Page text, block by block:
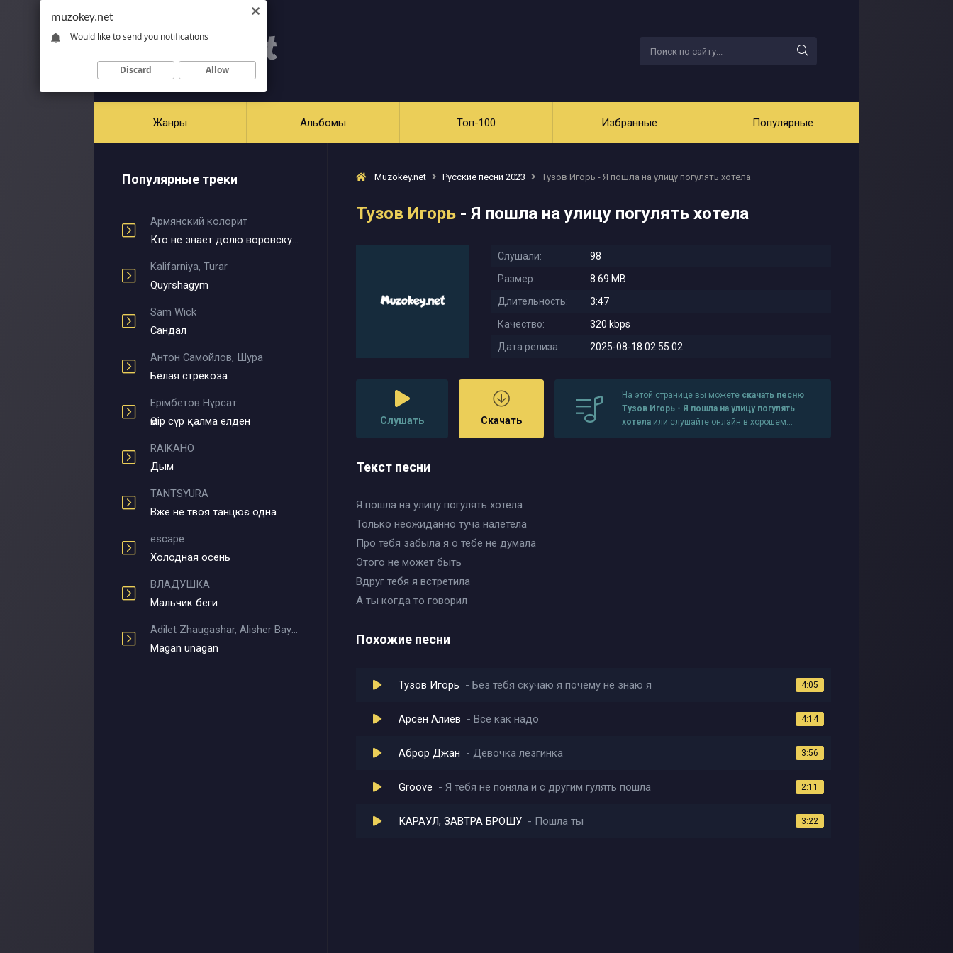
Жанры Альбомы Топ-100 Избранные Популярные
Популярные треки
Армянский колорит
Кто не знает долю воровскую
Kalifarniya, Turar
Quyrshagym
Sam Wick
Сандал
Антон Самойлов, Шура
Белая стрекоза
Ерімбетов Нұрсат
Өмір сүр қалма елден
RAIKAHO
Дым
TANTSYURA
Вже не твоя танцює одна
escape
Холодная осень
ВЛАДУШКА
Мальчик беги
Adilet Zhaugashar, Alisher Bayniyazov
Magan unagan
Muzokey.net Русские песни 2023 Тузов Игорь - Я пошла на улицу погулять хотела
Тузов Игорь - Я пошла на улицу погулять хотела
Слушали:
98
Размер:
8.69 MB
Длительность:
3:47
Качество:
320 kbps
Дата релиза:
2025-08-18 02:55:02
Слушать Скачать
На этой странице вы можете скачать песню
Тузов Игорь - Я пошла на улицу погулять
хотела или слушайте онлайн в хорошем
Текст песни
Я пошла на улицу погулять хотела
Только неожиданно туча налетела
Про тебя забыла я о тебе не думала
Этого не может быть
Вдруг тебя я встретила
А ты когда то говорил
Похожие песни
Тузов Игорь Без тебя скучаю я почему не знаю я 4:05
Арсен Алиев Все как надо 4:14
Аброр Джан Девочка лезгинка 3:56
Groove Я тебя не поняла и с другим гулять пошла 2:11
КАРАУЛ, ЗАВТРА БРОШУ Пошла ты 3:22
muzokey.net
Would like to send you notifications
Discard Allow